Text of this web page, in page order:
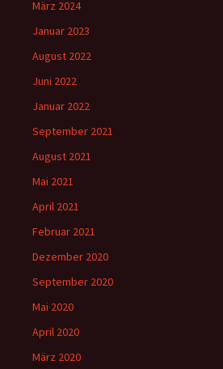
März 2024
Januar 2023
August 2022
Juni 2022
Januar 2022
September 2021
August 2021
Mai 2021
April 2021
Februar 2021
Dezember 2020
September 2020
Mai 2020
April 2020
März 2020